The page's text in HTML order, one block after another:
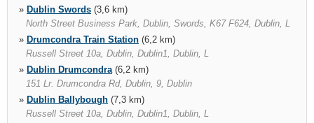
» Dublin Swords (3,6 km)
North Street Business Park, Dublin, Swords, K67 F624, Dublin, L
» Drumcondra Train Station (6,2 km)
Russell Street 10a, Dublin, Dublin1, Dublin, L
» Dublin Drumcondra(6,2 km)
151 Lr. Drumcondra Rd, Dublin, 9, Dublin
» Dublin Ballybough (7,3 km)
Russell Street 10a, Dublin, Dublin1, Dublin, L